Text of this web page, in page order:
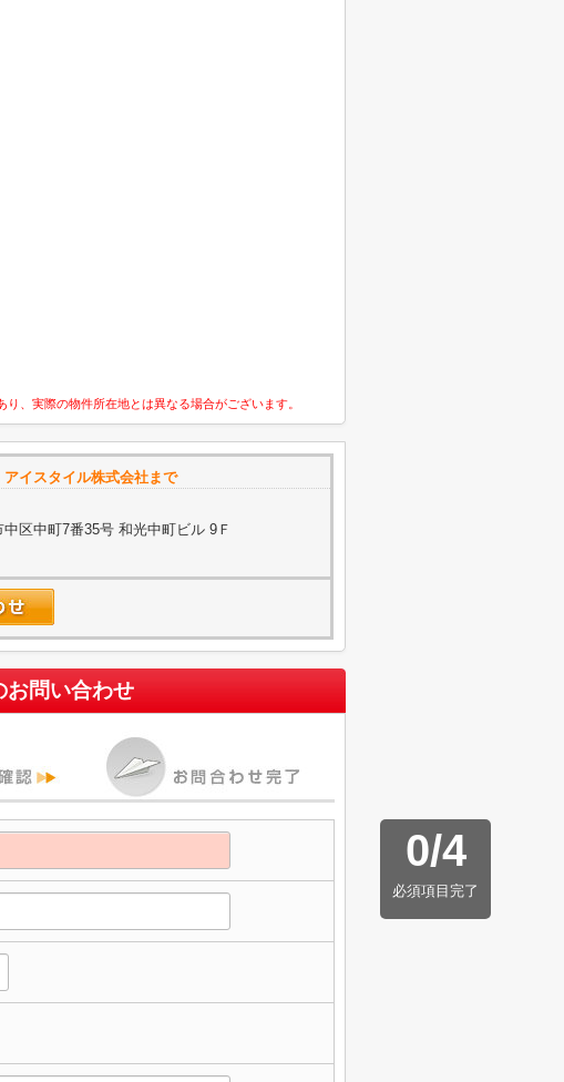
、実際の物件所在地とは異なる場合がございます。
アイスタイル株式会社まで
区中町7番35号 和光中町ビル 9Ｆ
お問い合わせ
0/4
必須項目完了